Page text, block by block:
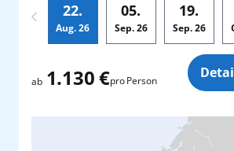
22.
Aug. 26
05.
Sep.26
19.
Sep.26
ab 1.130 €pro Person